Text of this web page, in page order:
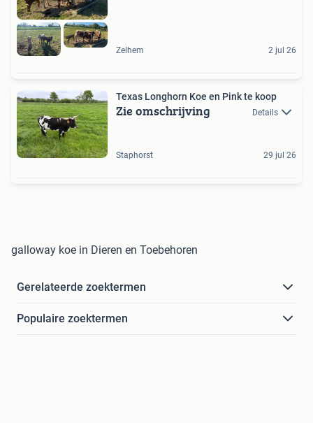
Zelhem 2 jul 26
Texas Longhorn Koe en Pink te koop
Zie omschrijving Details
Staphorst 29 jul 26
galloway koe in Dieren en Toebehoren
Gerelateerde zoektermen
Populaire zoektermen